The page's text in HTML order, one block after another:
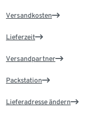
Versandkosten
Lieferzeit
Versandpartner
Packstation
Lieferadresse ändern